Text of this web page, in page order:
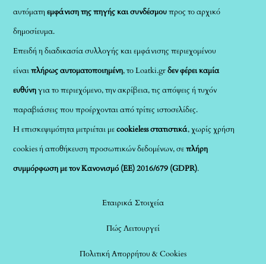
αυτόματηεμφάνιση της πηγής και συνδέσμουπρος το αρχικό
δημοσίευμα.
Επειδή η διαδικασία συλλογής και εμφάνισης περιεχομένου
είναιπλήρως αυτοματοποιημένη, το Loatki.grδεν φέρει καμία
ευθύνηγια το περιεχόμενο, την ακρίβεια, τις απόψεις ή τυχόν
παραβιάσεις που προέρχονται από τρίτες ιστοσελίδες.
Η επισκεψιμότητα μετριέται μεcookieless στατιστικά, χωρίς χρήση
cookies ή αποθήκευση προσωπικών δεδομένων, σεπλήρη
συμμόρφωση με τον Κανονισμό (ΕΕ) 2016/679 (GDPR).
Εταιρικά Στοιχεία
Πώς Λειτουργεί
Πολιτική Απορρήτου & Cookies